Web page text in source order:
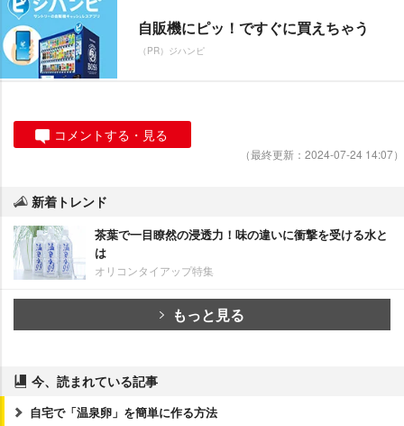
自販機にピッ！ですぐに買えちゃう
（PR）ジハンピ
コメントする・見る
（最終更新：2024-07-24 14:07）
新着トレンド
茶葉で一目瞭然の浸透力！味の違いに衝撃を受ける水と
は
オリコンタイアップ特集
もっと見る
今、読まれている記事
自宅で「温泉卵」を簡単に作る方法